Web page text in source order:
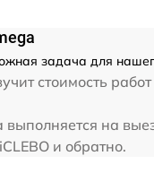
задача для
стоимость
на
и обратно.